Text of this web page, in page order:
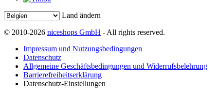
Land ändern
© 2010-2026 niceshops GmbH - All rights reserved.
Impressum und Nutzungsbedingungen
Datenschutz
Allgemeine Geschäftsbedingungen und Widerrufsbelehrung
Barrierefreiheitserklärung
Datenschutz-Einstellungen